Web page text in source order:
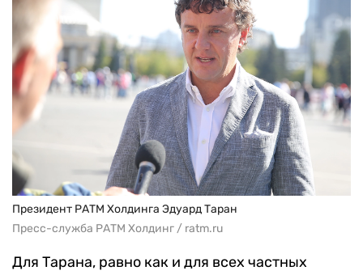
Президент РАТМ Холдинга Эдуард Таран
Пресс-служба РАТМ Холдинг / ratm.ru
Для Тарана, равно как и для всех частных